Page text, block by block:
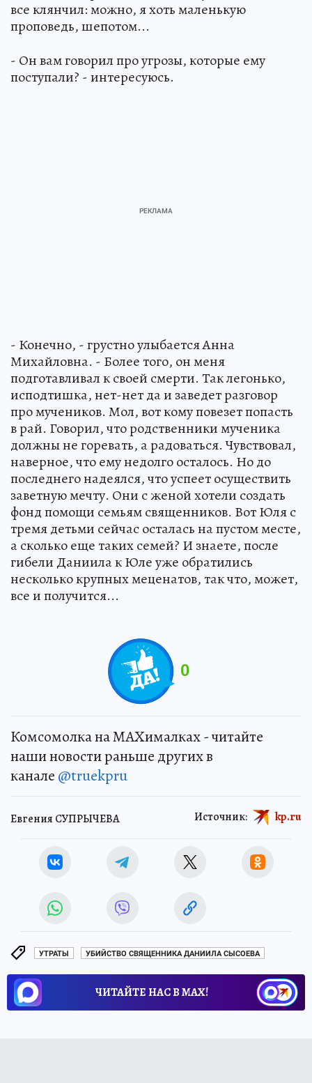
все клянчил: можно, я хоть маленькую
проповедь, шепотом...
- Он вам говорил про угрозы, которые ему
поступали? - интересуюсь.
- Конечно, - грустно улыбается Анна
Михайловна. - Более того, он меня
подготавливал к своей смерти. Так легонько,
исподтишка, нет-нет да и заведет разговор
про мучеников. Мол, вот кому повезет попасть
в рай. Говорил, что родственники мученика
должны не горевать, а радоваться. Чувствовал,
наверное, что ему недолго осталось. Но до
последнего надеялся, что успеет осуществить
заветную мечту. Они с женой хотели создать
фонд помощи семьям священников. Вот Юля с
тремя детьми сейчас осталась на пустом месте,
а сколько еще таких семей? И знаете, после
гибели Даниила к Юле уже обратились
несколько крупных меценатов, так что, может,
все и получится...
0
Комсомолка на MAXималках - читайте
наши новости раньше других в
канале @truekpru
Евгения СУПРЫЧЕВА Источник: kp.ru
УТРАТЫ УБИЙСТВО СВЯЩЕННИКА ДАНИИЛА СЫСОЕВА
ЧИТАЙТЕ НАС В МАХ!